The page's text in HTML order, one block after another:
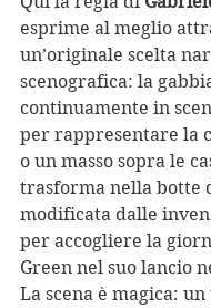
esprime al meglio
un’originale scelta
scenografica: la
continuamente in
per rappresentare la
o un masso sopra le
trasforma nella botte
modificata dalle
per accogliere la
Green nel suo lancio
La scena è magica: